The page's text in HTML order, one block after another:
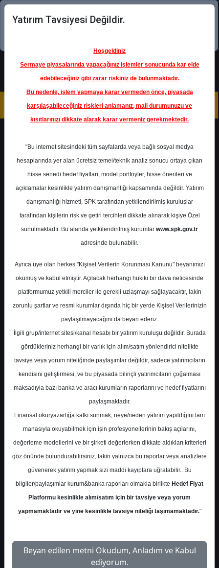
Şimdi uygulamayı indirin!
Ana Sayfa Raporlar
Gedik Yatırım
Rapor Detay
Aylık Strateji Raporu
Gedik Yatırım 03 Mart 2025
Aylık strateji raporu ve öne çıkması
muhtemel aylık hisse önerileri
S.No Dosya Adı İndir
1
gedik-yatirim-aylik-teknik-
bulten-2445422
İlgili
Dosyayı İndir
2
gedik-aylik-strateji-raporu-
55930394
Dosyayı İndir
Yatırım Tavsiyesi Değildir.
Hoşgeldiniz
Sermaye piyasalarında yapacağınız işlemler sonucunda kar elde
edebileceğiniz gibi zarar riskiniz de bulunmaktadır.
Bu nedenle, işlem yapmaya karar vermeden önce, piyasada
karşılaşabileceğiniz riskleri anlamanız, mali durumunuzu ve
kısıtlarınızı dikkate alarak karar vermeniz gerekmektedir.
"Bu internet sitesindeki tüm sayfalarda veya bağlı sosyal medya
hesaplarında yer alan ücretsiz temel/teknik analiz sonucu ortaya çıkan
hisse senedi hedef fiyatları, model portföyler, hisse önerileri ve
açıklamalar kesinlikle yatırım danışmanlığı kapsamında değildir. Yatırım
danışmanlığı hizmeti, SPK tarafından yetkilendirilmiş kuruluşlar
tarafından kişilerin risk ve getiri tercihleri dikkate alınarak kişiye Özel
sunulmaktadır. Bu alanda yetkilendirilmiş kurumlar www.spk.gov.tr
adresinde bulunabilir.
Ayrıca üye olan herkes "Kişisel Verilerin Korunması Kanunu" beyanımızı
okumuş ve kabul etmiştir. Açılacak herhangi hukiki bir dava neticesinde
platformumuz yetkili merciler ile gerekli uzlaşmayı sağlayacaktır, lakin
zorunlu şartlar ve resmi kurumlar dışında hiç bir yerde Kişisel Verilerinizin
paylaşılmayacağını da beyan ederiz.
İlgili grup/internet sitesi/kanal hesabı bir yatırım kuruluşu değildir. Burada
gördükleriniz herhangi bir varlık için alım/satım yönlendirici nitelikte
tavsiye veya yorum niteliğinde paylaşımlar değildir, sadece yatırımcıların
kendisini geliştirmesi, ve bu piyasada bilinçli yatırımcıların çoğalması
maksadıyla bazı banka ve aracı kurumların raporlarını ve hedef fiyatlarını
paylaşmaktadır.
Finansal okuryazarlığa katkı sunmak, neye/neden yatırım yapıldığını tam
manasıyla okuyabilmek için işin profesyonellerinin bakış açılarını,
değerleme modellerini ve bir şirketi değerlerken dikkate aldıkları kriterleri
göz önünde bulundurabilirsiniz, lakin yalnızca bu raporlar veya analizlere
güvenerek yatırım yapmak sizi maddi kayıplara uğratabilir.. Bu
bilgiler/paylaşımlar kurum&banka raporları olmakla birlikte Hedef Fiyat
Platformu kesinlikle alım/satım için bir tavsiye veya yorum
yapmamaktadır ve yine kesinlikle tavsiye niteliği taşımamaktadır."
Beyan edilen metni Okudum, Anladım ve Kabul
ediyorum.